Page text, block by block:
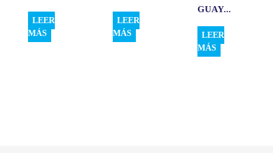
LEER
MÁS
LEER
MÁS
GUAY...
LEER
MÁS